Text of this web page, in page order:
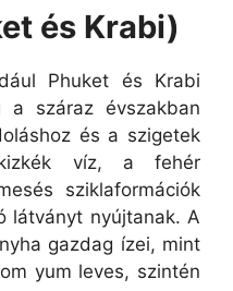
és Krabi)
Phuket és Krabi
a száraz évszakban
és a szigetek
víz, a fehér
sziklaformációk
látványt nyújtanak. A
gazdag ízei, mint
yum leves, szintén